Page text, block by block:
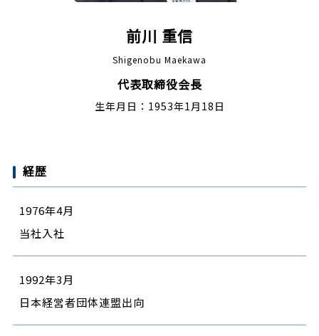
前川 重信
Shigenobu Maekawa
代表取締役会長
生年月日：1953年1月18日
経歴
1976年4月
当社入社
1992年3月
日本経営者団体連盟出向